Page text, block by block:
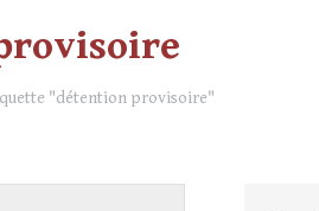
"détention provisoire"